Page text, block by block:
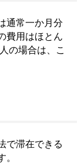
通常一か月分
費用はほとん
の場合は、こ
で滞在できる